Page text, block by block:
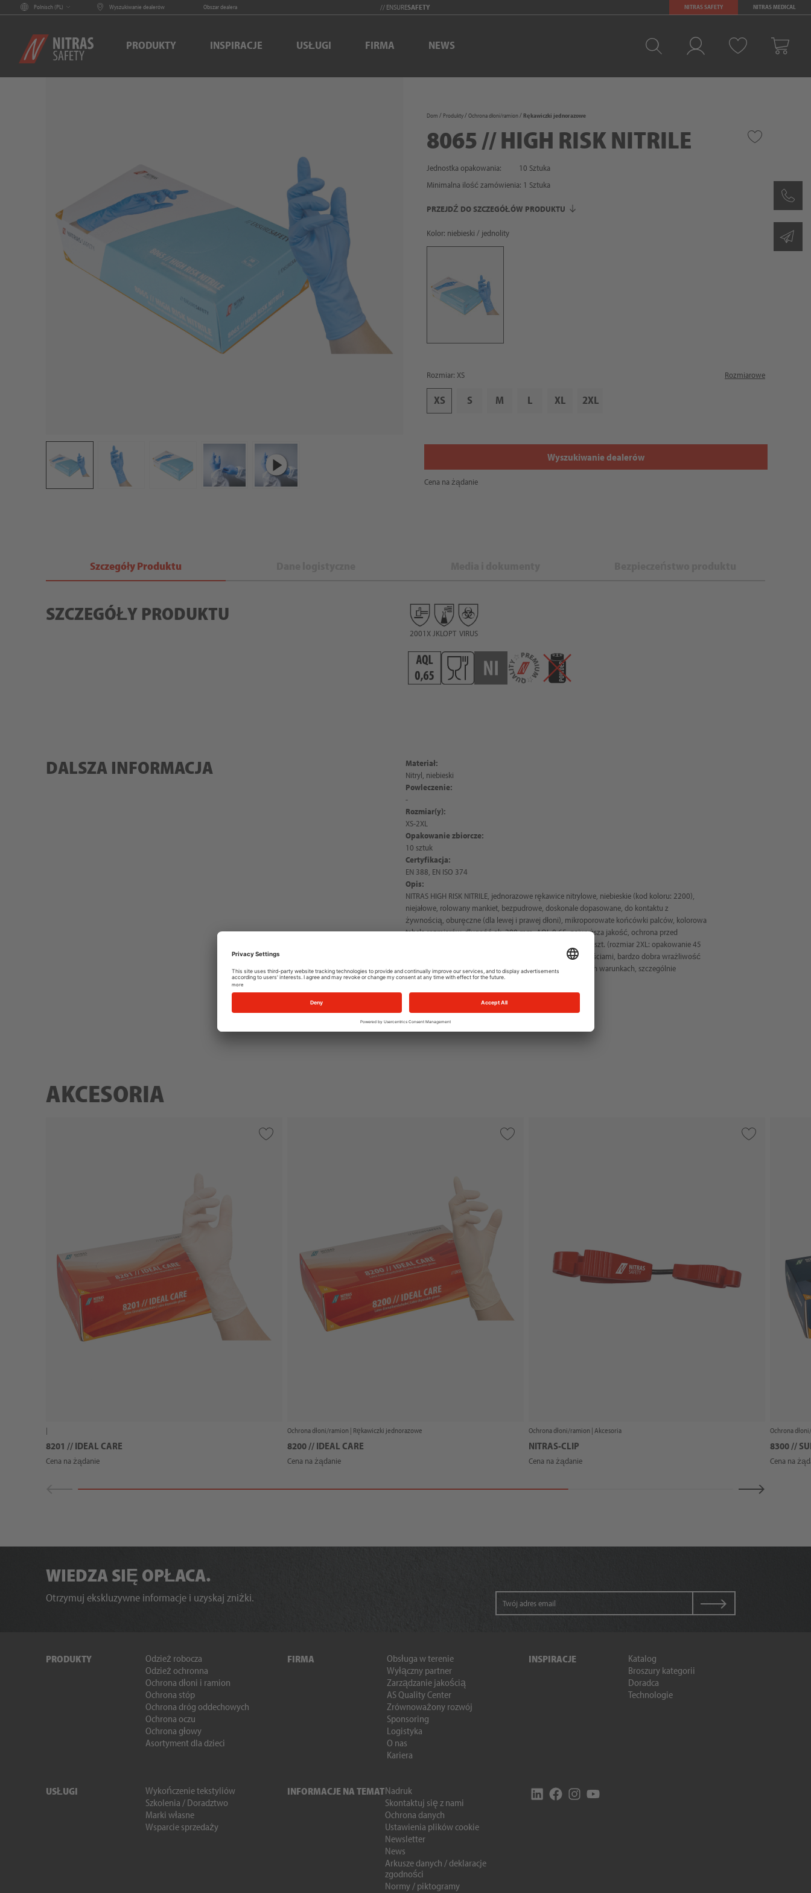
Polnisch (PL) Wyszukiwanie dealerów Obszar dealera // ENSURESAFETY NITRAS SAFETY NITRAS MEDICAL
PRODUKTY INSPIRACJE USŁUGI FIRMA NEWS
Dom Produkty Ochrona dłoni/ramion Rękawiczki jednorazowe
8065 // HIGH RISK NITRILE
Jednostka opakowania:
10 Sztuka
Minimalna ilość zamówienia: 1 Sztuka
PRZEJDŹ DO SZCZEGÓŁÓW PRODUKTU
Kolor: niebieski / jednolity
Rozmiar: XS Rozmiarowe
XS S M L XL 2XL
Wyszukiwanie dealerów
Cena na żądanie
Szczegóły Produktu
SZCZEGÓŁY PRODUKTU
2001X JKLOPT VIRUS
DALSZA INFORMACJA
Materiał:
Nitryl, niebieski
Powleczenie:
-
Rozmiar(y):
XS-2XL
Opakowanie zbiorcze:
10 sztuk
Certyfikacja:
EN 388, EN ISO 374
Opis:
NITRAS HIGH RISK NITRILE, jednorazowe rękawice nitrylowe, niebieskie (kod koloru: 2200),
niejałowe, rolowany mankiet, bezpudrowe, doskonale dopasowane, do kontaktu z
żywnością, oburęczne (dla lewej i prawej dłoni), mikroporowate końcówki palców, kolorowa
tabela rozmiarów, długość ok. 280 mm, AQL 0,65, najwyższa jakość, ochrona przed
mikroorganizmami, bakteriami i wirusami, opakowanie 50 szt. (rozmiar 2XL: opakowanie 45
szt.), szczególnie delikatne, idealne do pracy z małymi częściami, bardzo dobra wrażliwość
dotykowa, bardzo dobra chwytność w suchych i olejowych warunkach, szczególnie
wytrzymałe i trwałe, kategoria ryzyka ŚOI III
AKCESORIA
|
8201 // IDEAL CARE
Cena na żądanie
Ochrona dłoni/ramion | Rękawiczki jednorazowe
8200 // IDEAL CARE
Cena na żądanie
Ochrona dłoni/ramion | Akcesoria
NITRAS-CLIP
Cena na żądanie
Ochrona
8300 //
Cena na
WIEDZA SIĘ OPŁACA.
Otrzymuj ekskluzywne informacje i uzyskaj zniżki.
PRODUKTY
Odzież robocza
Odzież ochronna
Ochrona dłoni i ramion
Ochrona stóp
Ochrona dróg oddechowych
Ochrona oczu
Ochrona głowy
Asortyment dla dzieci
FIRMA
Obsługa w terenie
Wyłączny partner
Zarządzanie jakością
AS Quality Center
Zrównoważony rozwój
Sponsoring
Logistyka
O nas
Kariera
INSPIRACJE
Katalog
Broszury kategorii
Doradca
Technologie
USŁUGI
Wykończenie tekstyliów
Szkolenia / Doradztwo
Marki własne
Wsparcie sprzedaży
INFORMACJE NA TEMATNadruk
Skontaktuj się z nami
Ochrona danych
Ustawienia plików cookie
Newsletter
News
Arkusze danych / deklaracje
zgodności
Normy / piktogramy